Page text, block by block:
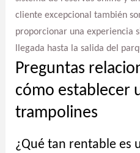
cliente excepcional también
proporcionar una experiencia
llegada hasta la salida del
Preguntas
cómo establecer
trampolines
¿Qué tan rentable es